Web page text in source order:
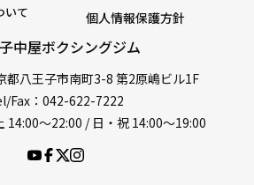
中屋ボクシングジム
都八王子市南町3-8 第2原嶋ビル1F
Fax：042-622-7222
14:00〜22:00 / 日・祝 14:00〜19:00
いて
個人情報保護方針